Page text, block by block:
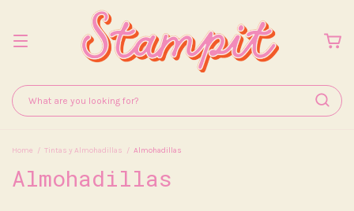
Home / Tintas y Almohadillas / Almohadillas
Almohadillas